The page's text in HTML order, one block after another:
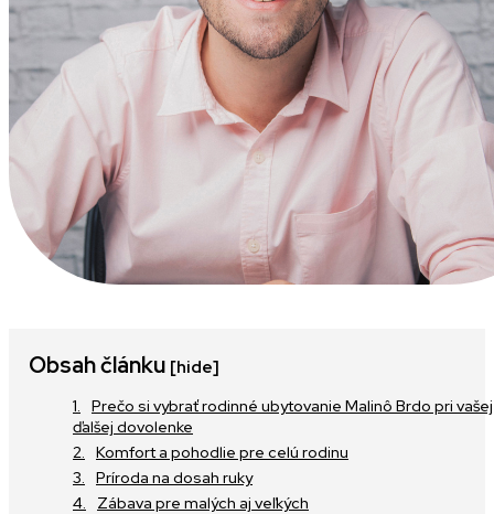
Obsah článku [hide]
Prečo si vybrať rodinné ubytovanie Malinô Brdo pri vašej
ďalšej dovolenke
Komfort a pohodlie pre celú rodinu
Príroda na dosah ruky
Zábava pre malých aj veľkých